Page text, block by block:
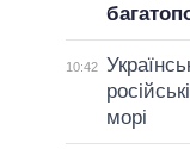
10:42
морі